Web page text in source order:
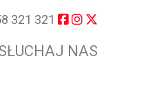
321 321
NAS